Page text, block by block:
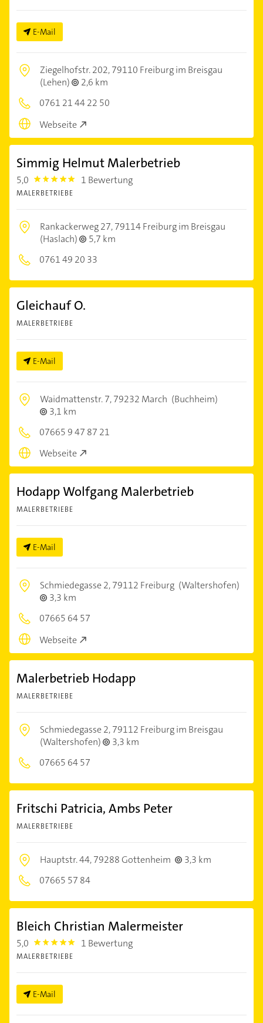
E-Mail
Ziegelhofstr. 202,79110 Freiburg im Breisgau
(Lehen)
2,6 km
0761 21 44 22 50
Webseite
Simmig Helmut Malerbetrieb
5,0 5.0 1 Bewertung
MALERBETRIEBE
Rankackerweg 27,79114 Freiburg im Breisgau
(Haslach)
5,7 km
0761 49 20 33
Gleichauf O.
MALERBETRIEBE
E-Mail
Waidmattenstr. 7,79232 March (Buchheim)
3,1 km
07665 9 47 87 21
Webseite
Hodapp Wolfgang Malerbetrieb
MALERBETRIEBE
E-Mail
Schmiedegasse 2,79112 Freiburg (Waltershofen)
3,3 km
07665 64 57
Webseite
Malerbetrieb Hodapp
MALERBETRIEBE
Schmiedegasse 2,79112 Freiburg im Breisgau
(Waltershofen)
3,3 km
07665 64 57
Fritschi Patricia, Ambs Peter
MALERBETRIEBE
Hauptstr. 44,79288 Gottenheim
3,3 km
07665 57 84
Bleich Christian Malermeister
5,0 5.0 1 Bewertung
MALERBETRIEBE
E-Mail